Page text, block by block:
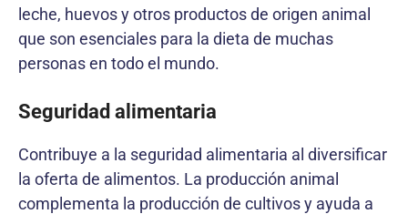
leche, huevos y otros productos de origen animal
que son esenciales para la dieta de muchas
personas en todo el mundo.
Seguridad alimentaria
Contribuye a la seguridad alimentaria al diversificar
la oferta de alimentos. La producción animal
complementa la producción de cultivos y ayuda a